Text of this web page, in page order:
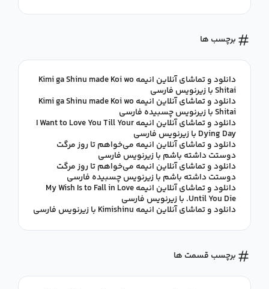
برچسب ها
دانلود و تماشای آنلاین انیمه Kimi ga Shinu made Koi wo
Shitai با زیرنویس فارسی
دانلود و تماشای آنلاین انیمه Kimi ga Shinu made Koi wo
Shitai با زیرنویس چسبیده فارسی
دانلود و تماشای آنلاین انیمه I Want to Love You Till Your
Dying Day با زیرنویس فارسی
دانلود و تماشای آنلاین انیمه می‌خواهم تا روز مرگت
دوستت داشته باشم با زیرنویس فارسی
دانلود و تماشای آنلاین انیمه می‌خواهم تا روز مرگت
دوستت داشته باشم با زیرنویس چسبیده فارسی
دانلود و تماشای آنلاین انیمه My Wish Is to Fall in Love
Until You Die. با زیرنویس فارسی
دانلود و تماشای آنلاین انیمه Kimishinu با زیرنویس فارسی
برچسب قسمت ها